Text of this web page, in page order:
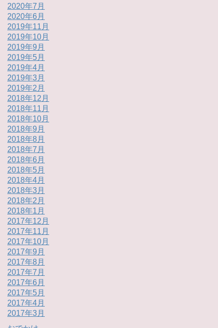
2020年7月
2020年6月
2019年11月
2019年10月
2019年9月
2019年5月
2019年4月
2019年3月
2019年2月
2018年12月
2018年11月
2018年10月
2018年9月
2018年8月
2018年7月
2018年6月
2018年5月
2018年4月
2018年3月
2018年2月
2018年1月
2017年12月
2017年11月
2017年10月
2017年9月
2017年8月
2017年7月
2017年6月
2017年5月
2017年4月
2017年3月